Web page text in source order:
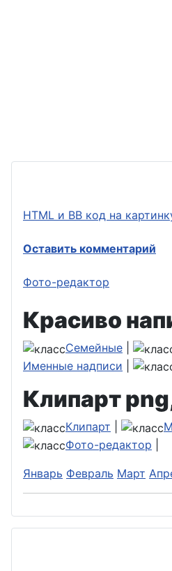
HTML и BB код на
Оставить комментарий
Фото-редактор
Красиво
Семейные
Именные надписи
Клипарт
Клипарт
Фото-редактор
Январь Февраль Март